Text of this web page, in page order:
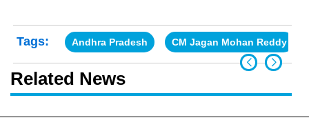
Tags: Andhra Pradesh CM Jagan Mohan Reddy
Related News